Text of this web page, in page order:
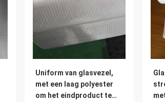
Uniform van glasvezel,
met een laag polyester
om het eindproduct te